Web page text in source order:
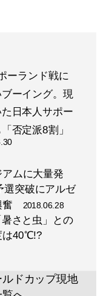
ーランド戦に
ーイング。現
日本人サポー
否定派8割」
ムに大量発
選突破にアルゼ
奮 2018.06.28
さと虫」との
は40℃!?
ドカップ現地